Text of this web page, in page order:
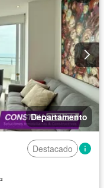
Departamento
Destacado